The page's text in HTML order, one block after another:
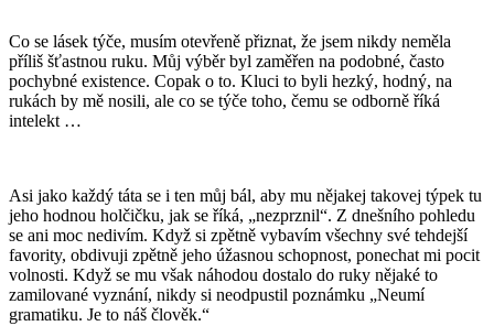
Co se lásek týče, musím otevřeně přiznat, že jsem nikdy neměla
příliš šťastnou ruku. Můj výběr byl zaměřen na podobné, často
pochybné existence. Copak o to. Kluci to byli hezký, hodný, na
rukách by mě nosili, ale co se týče toho, čemu se odborně říká
intelekt …
Asi jako každý táta se i ten můj bál, aby mu nějakej takovej týpek tu
jeho hodnou holčičku, jak se říká, „nezprznil“. Z dnešního pohledu
se ani moc nedivím. Když si zpětně vybavím všechny své tehdejší
favority, obdivuji zpětně jeho úžasnou schopnost, ponechat mi pocit
volnosti. Když se mu však náhodou dostalo do ruky nějaké to
zamilované vyznání, nikdy si neodpustil poznámku „Neumí
gramatiku. Je to náš člověk.“